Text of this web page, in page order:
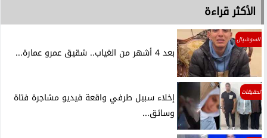
الأكثر قراءة
السوشيال
بعد 4 أشهر من الغياب.. شقيق عمرو عمارة...
تحقيقات
إخلاء سبيل طرفي واقعة فيديو مشاجرة فتاة
وسائق...